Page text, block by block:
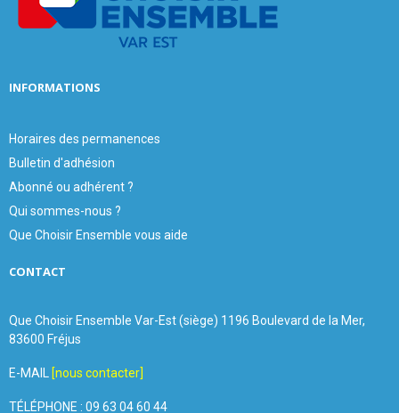
INFORMATIONS
Horaires des permanences
Bulletin d'adhésion
Abonné ou adhérent ?
Qui sommes-nous ?
Que Choisir Ensemble vous aide
CONTACT
Que Choisir Ensemble Var-Est (siège) 1196 Boulevard de la Mer,
83600 Fréjus
E-MAIL [nous contacter]
TÉLÉPHONE : 09 63 04 60 44